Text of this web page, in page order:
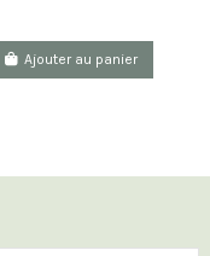
Ajouter au panier